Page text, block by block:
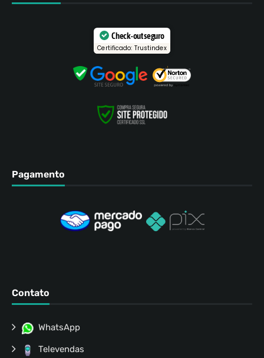
Check-out seguro
Certificado: Trustindex
Pagamento
Contato
WhatsApp
Televendas